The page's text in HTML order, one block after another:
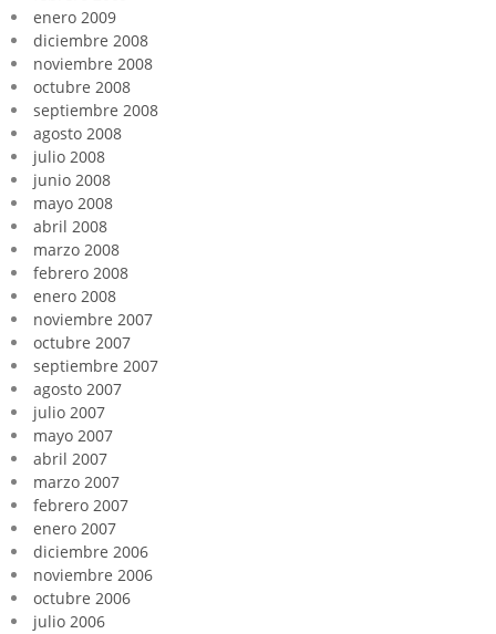
enero 2009
diciembre 2008
noviembre 2008
octubre 2008
septiembre 2008
agosto 2008
julio 2008
junio 2008
mayo 2008
abril 2008
marzo 2008
febrero 2008
enero 2008
noviembre 2007
octubre 2007
septiembre 2007
agosto 2007
julio 2007
mayo 2007
abril 2007
marzo 2007
febrero 2007
enero 2007
diciembre 2006
noviembre 2006
octubre 2006
julio 2006